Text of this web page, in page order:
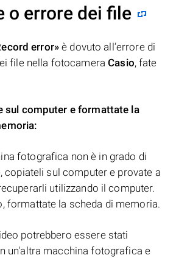
o errore dei file
error» è dovuto all’errore di
file nella fotocameraCasio, fate
sul computer e formattate la
fotografica non è in grado di
copiateli sul computer e provate a
utilizzando il computer.
formattate la scheda di memoria.
potrebbero essere stati
un'altra macchina fotografica e